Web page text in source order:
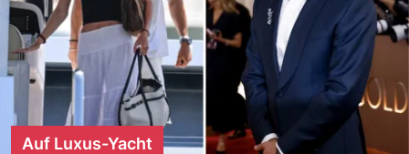
Auf Luxus-Yacht